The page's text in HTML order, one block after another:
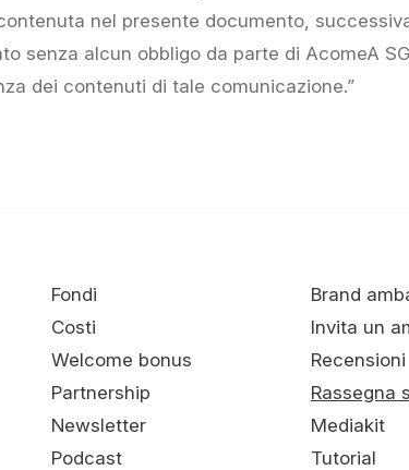
nel presente documento,
senza alcun obbligo da parte di AcomeA
dei contenuti di tale comunicazione.”
Fondi
Costi
Welcome bonus
Partnership
Newsletter
Podcast
Brand
Invita un
Recensioni
Rassegna
Mediakit
Tutorial